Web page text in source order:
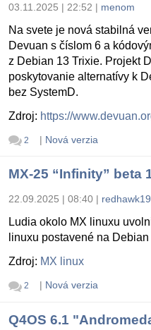
03.11.2025 | 22:52 | menom
Na svete je nová stabilná
Devuan s číslom 6 a
z Debian 13 Trixie. Projekt
poskytovanie alternatívy k
bez SystemD.
Zdroj: https://
2 | Nová verzia
MX-25 “Infinity” beta
22.09.2025 | 08:40 |
Ludia okolo MX linuxu
linuxu postavené na Debian
Zdroj: MX linux
2 | Nová verzia
Q4OS 6.1